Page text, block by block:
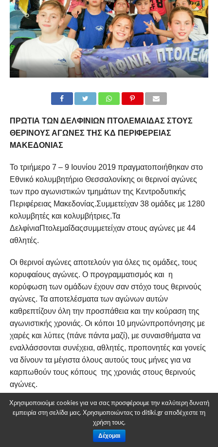
ΠΡΩΤΙΑ ΤΩΝ ΔΕΛΦΙΝΙΩΝ ΠΤΟΛΕΜΑΙΔΑΣ ΣΤΟΥΣ
ΘΕΡΙΝΟΥΣ ΑΓΩΝΕΣ ΤΗΣ ΚΔ ΠΕΡΙΦΕΡΕΙΑΣ
ΜΑΚΕΔΟΝΙΑΣ
Το τριήμερο 7 – 9 Ιουνίου 2019 πραγματοποιήθηκαν στο
Εθνικό κολυμβητήριο Θεσσαλονίκης οι θερινοί αγώνες
των προ αγωνιστικών τμημάτων της Κεντροδυτικής
Περιφέρειας Μακεδονίας.Συμμετείχαν 38 ομάδες με 1280
κολυμβητές και κολυμβήτριες.Τα
ΔελφίνιαΠτολεμαΐδαςσυμμετείχαν στους αγώνες με 44
αθλητές.
Οι θερινοί αγώνες αποτελούν για όλες τις ομάδες, τους
κορυφαίους αγώνες. Ο προγραμματισμός και η
κορύφωση των ομάδων έχουν σαν στόχο τους θερινούς
αγώνες. Τα αποτελέσματα των αγώνων αυτών
καθρεπτίζουν όλη την προσπάθεια και την κούραση της
αγωνιστικής χρονιάς. Οι κόποι 10 μηνώνπροπόνησης με
χαρές και λύπες (πάνε πάντα μαζί), με συναισθήματα να
εναλλάσσονται συνέχεια, αθλητές, προπονητές και γονείς
να δίνουν τα μέγιστα όλους αυτούς τους μήνες για να
καρπωθούν τους κόπους της χρονιάς στους θερινούς
αγώνες.
Το πρωί της Παρασκευής 7 Ιουνίου ξεκίνησε ο
αγωνιστικός «Γολγοθάς» και με το πέραςέξι αγωνιστικών
τέλειωσε το βράδυ της Κυριακής. Σε μια άψογη οργάνωση
αγώνων και σε όμορφο ανοικτό κολυμβητήριο
Χρησιμοποιούμε cookies για να σας προσφέρουμε την καλύτερη δυνατή
εμπειρία στη σελίδα μας. Χρησιμοποιώντας το ditiki.gr αποδέχεστε τη
χρήση τους.
Δέχομαι